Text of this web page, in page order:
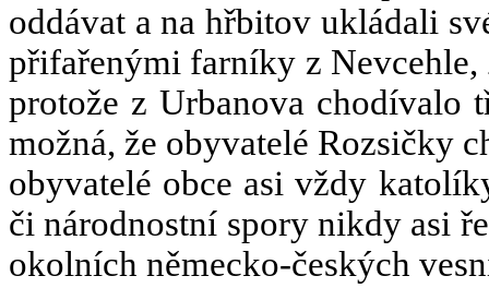
oddávat a na hřbitov ukládali
přifařenými farníky z Nevcehle,
protože z Urbanova chodívalo
možná, že obyvatelé Rozsičky
obyvatelé obce asi vždy
či národnostní spory nikdy asi
okolních německo-českých